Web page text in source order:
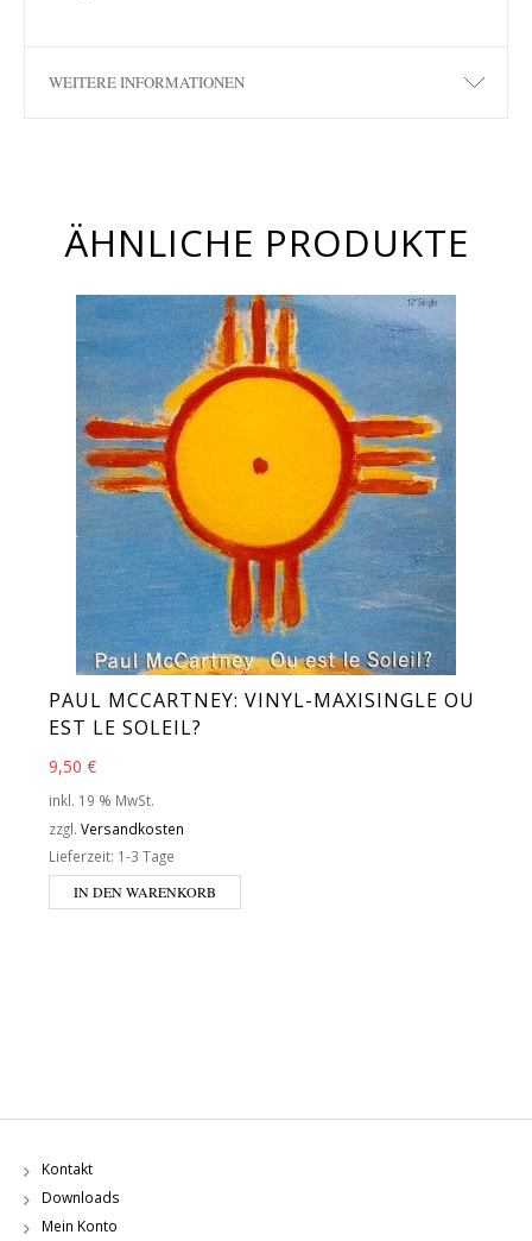
WEITERE INFORMATIONEN
ÄHNLICHE PRODUKTE
PAUL MCCARTNEY: VINYL-MAXISINGLE OU
EST LE SOLEIL?
9,50 €
inkl. 19 % MwSt.
zzgl. Versandkosten
Lieferzeit: 1-3 Tage
IN DEN WARENKORB
Kontakt
Downloads
Mein Konto